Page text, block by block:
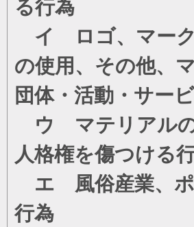
る行為
イ ロゴ、マーク
の使用、その他、
団体・活動・サー
ウ マテリアルの
人格権を傷つける
エ 風俗産業、ポ
行為